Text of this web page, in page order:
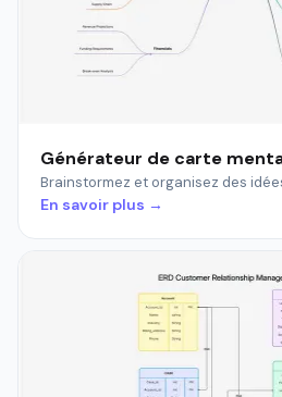
Générateur de carte
Brainstormez et organisez des
En savoir plus →